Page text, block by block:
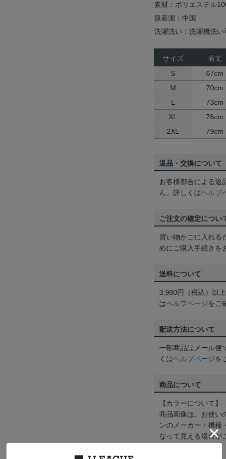
素材：ポリエステル
原産国：中国
洗濯洗い：洗濯機洗い
サイズ
着丈
S
67cm
M
70cm
L
73cm
XL
76cm
2XL
79cm
返品・交換について
お客様都合による返
ん。詳しくはヘルプ
ご注文の確定につい
買い物かごに入れる
めにご購入手続きを
送料について
3,980円（税込）以
はヘルプページをご
配送方法について
一部商品はメール便
くはヘルプページを
商品について
【カラーについて】
商品画像は、お使い
ンのメーカー・機種
なって見える場合が